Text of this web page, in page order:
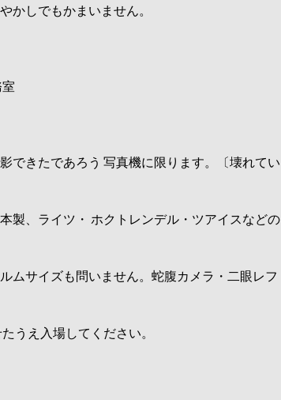
かしでもかまいません。
できたであろう 写真機に限ります。〔壊れてい
製、ライツ・ ホクトレンデル・ツアイスなどの
ムサイズも問いません。蛇腹カメラ・二眼レフ
うえ入場してください。